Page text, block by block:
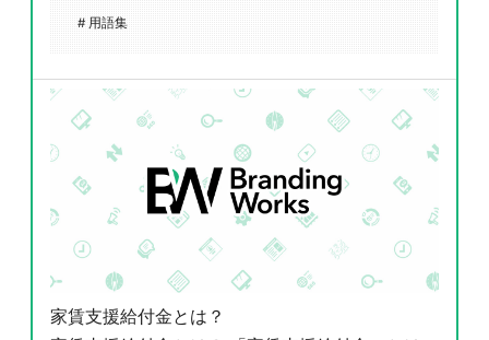
# 用語集
家賃支援給付金とは？